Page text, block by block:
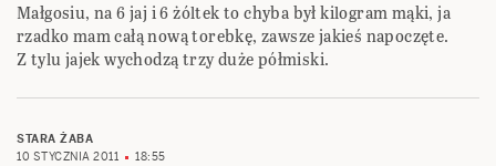
Małgosiu, na 6 jaj i 6 żóltek to chyba był kilogram mąki, ja
rzadko mam całą nową torebkę, zawsze jakieś napoczęte.
Z tylu jajek wychodzą trzy duże półmiski.
STARA ŻABA
10 STYCZNIA 2011
18:55